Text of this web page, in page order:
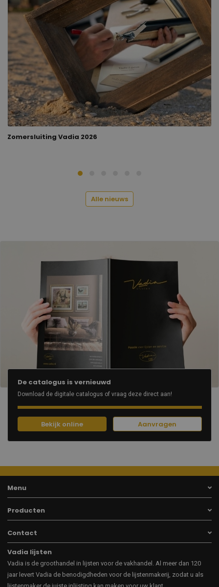
Zomersluiting Vadia 2026
Alle nieuws
De catalogus is vernieuwd
Download de digitale catalogus of vraag deze direct aan!
Bekijk online Aanvragen
Menu
Producten
Contact
Vadia lijsten
Vadia is de groothandel in lijsten voor de vakhandel. Al meer dan 120
jaar levert Vadia de benodigdheden voor de lijstenmakerij, zodat u als